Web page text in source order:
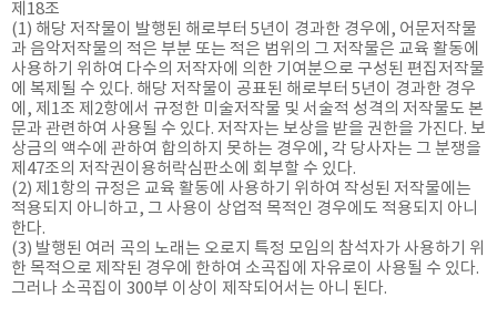
제18조
(1) 해당 저작물이 발행된 해로부터 5년이 경과한 경우에, 어문저작물
과 음악저작물의 적은 부분 또는 적은 범위의 그 저작물은 교육 활동에
사용하기 위하여 다수의 저작자에 의한 기여분으로 구성된 편집저작물
에 복제될 수 있다. 해당 저작물이 공표된 해로부터 5년이 경과한 경우
에, 제1조 제2항에서 규정한 미술저작물 및 서술적 성격의 저작물도 본
문과 관련하여 사용될 수 있다. 저작자는 보상을 받을 권한을 가진다. 보
상금의 액수에 관하여 합의하지 못하는 경우에, 각 당사자는 그 분쟁을
제47조의 저작권이용허락심판소에 회부할 수 있다.
(2) 제1항의 규정은 교육 활동에 사용하기 위하여 작성된 저작물에는
적용되지 아니하고, 그 사용이 상업적 목적인 경우에도 적용되지 아니
한다.
(3) 발행된 여러 곡의 노래는 오로지 특정 모임의 참석자가 사용하기 위
한 목적으로 제작된 경우에 한하여 소곡집에 자유로이 사용될 수 있다.
그러나 소곡집이 300부 이상이 제작되어서는 아니 된다.